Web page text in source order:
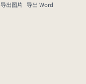
导出图片 导出 Word